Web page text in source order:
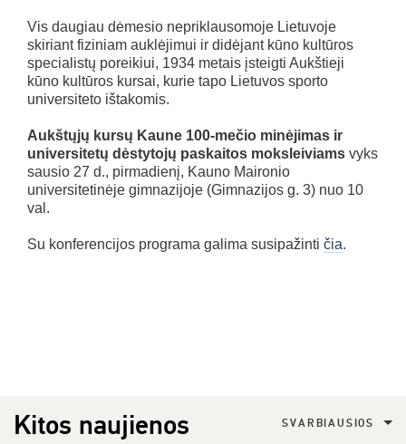
Vis daugiau dėmesio nepriklausomoje Lietuvoje
skiriant fiziniam auklėjimui ir didėjant kūno kultūros
specialistų poreikiui, 1934 metais įsteigti Aukštieji
kūno kultūros kursai, kurie tapo Lietuvos sporto
universiteto ištakomis.
Aukštųjų kursų Kaune 100-mečio minėjimas ir
universitetų dėstytojų paskaitos moksleiviams vyks
sausio 27 d., pirmadienį, Kauno Maironio
universitetinėje gimnazijoje (Gimnazijos g. 3) nuo 10
val.
Su konferencijos programa galima susipažinti čia.
Kitos naujienos SVARBIAUSIOS